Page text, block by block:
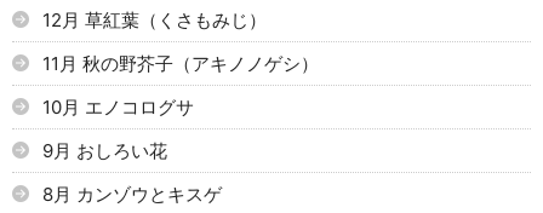
12月 草紅葉（くさもみじ）
11月 秋の野芥子（アキノノゲシ）
10月 エノコログサ
9月 おしろい花
8月 カンゾウとキスゲ